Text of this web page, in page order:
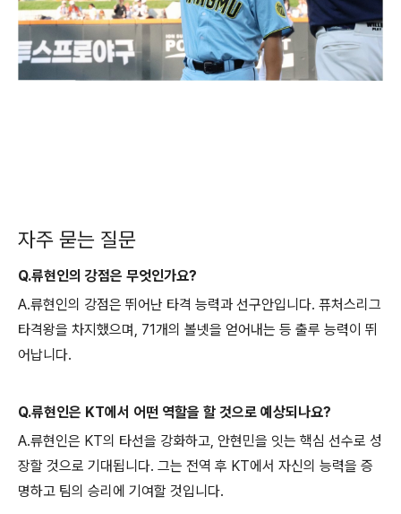
자주 묻는 질문
Q.류현인의 강점은 무엇인가요?
A.류현인의 강점은 뛰어난 타격 능력과 선구안입니다. 퓨처스리그
타격왕을 차지했으며, 71개의 볼넷을 얻어내는 등 출루 능력이 뛰
어납니다.
Q.류현인은 KT에서 어떤 역할을 할 것으로 예상되나요?
A.류현인은 KT의 타선을 강화하고, 안현민을 잇는 핵심 선수로 성
장할 것으로 기대됩니다. 그는 전역 후 KT에서 자신의 능력을 증
명하고 팀의 승리에 기여할 것입니다.